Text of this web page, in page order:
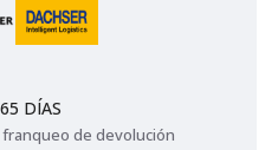
DÍAS
de devolución